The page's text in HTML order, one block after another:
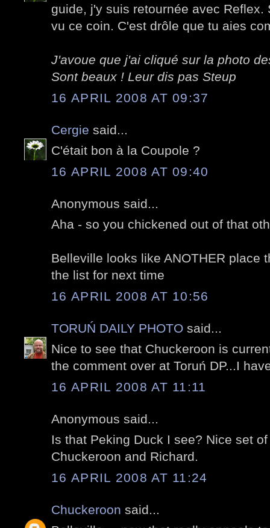
guide, j'y suis retournée avec Reflex.
vu ce coin. C'est drôle que tu aies
J'avoue que j'ai cliqué sur la photo
Sont beaux ! Leur dis pas Steup
16 APRIL 2008 AT 09:37
Cergie said...
C'était bon à la Coupole ?
16 APRIL 2008 AT 09:40
Anonymous said...
Aha - so you chickened out of that
Belleville looks like ANOTHER place
the list for next time
16 APRIL 2008 AT 10:56
TORUŃ DAILY PHOTO said...
Nice to see that Chuckeroon is
the comment over at Toruń DP...I
16 APRIL 2008 AT 11:11
Anonymous said...
Is that Peking Duck I see? Nice set
Chuckeroon and Richard.
16 APRIL 2008 AT 11:24
Chuckeroon said...